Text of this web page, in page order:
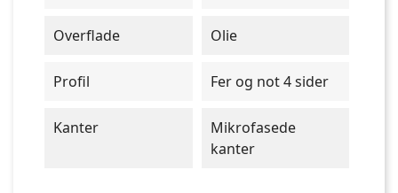
Overflade Olie
Profil Fer og not 4 sider
Kanter
Mikrofasede
kanter